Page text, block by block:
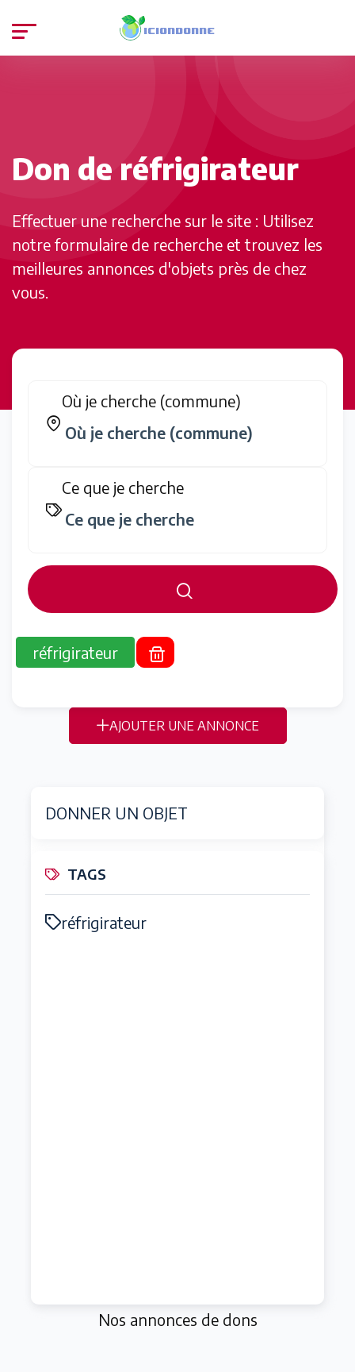
Don de réfrigirateur
Effectuer une recherche sur le site : Utilisez
notre formulaire de recherche et trouvez les
meilleures annonces d'objets près de chez
vous.
Où je cherche (commune)
Ce que je cherche
réfrigirateur
AJOUTER UNE ANNONCE
DONNER UN OBJET
TAGS
réfrigirateur
Nos annonces de dons